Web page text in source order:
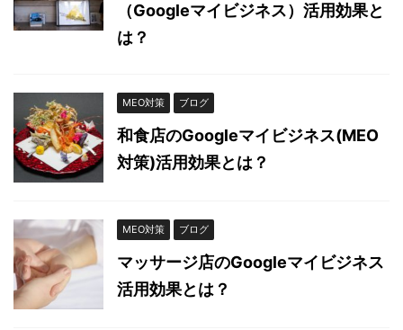
（Googleマイビジネス）活用効果と
は？
MEO対策 ブログ
和食店のGoogleマイビジネス(MEO
対策)活用効果とは？
MEO対策 ブログ
マッサージ店のGoogleマイビジネス
活用効果とは？